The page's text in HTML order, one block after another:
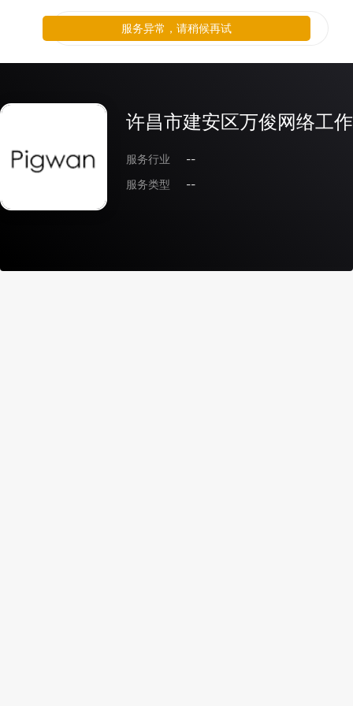
许昌市建安区万俊网络工
服务行业
--
服务类型
--
服务异常，请稍候再试